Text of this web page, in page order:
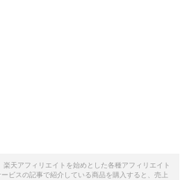
楽天アフィリエイトを始めとした各種アフィリエイト
ビスの記事で紹介している商品を購入すると、売上